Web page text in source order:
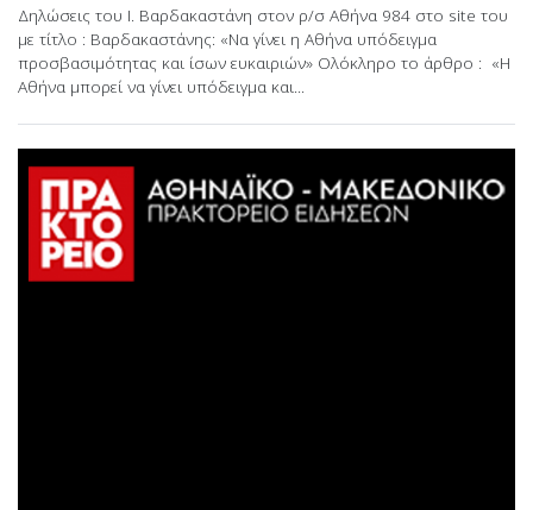
Δηλώσεις του Ι. Βαρδακαστάνη στον ρ/σ Αθήνα 984 στο site του
με τίτλο : Βαρδακαστάνης: «Να γίνει η Αθήνα υπόδειγμα
προσβασιμότητας και ίσων ευκαιριών» Ολόκληρο το άρθρο : «Η
Αθήνα μπορεί να γίνει υπόδειγμα και...